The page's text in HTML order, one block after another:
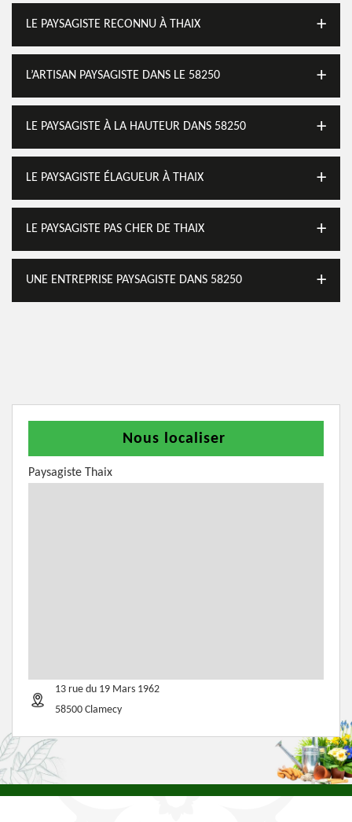
LE PAYSAGISTE RECONNU À THAIX
L’ARTISAN PAYSAGISTE DANS LE 58250
LE PAYSAGISTE À LA HAUTEUR DANS 58250
LE PAYSAGISTE ÉLAGUEUR À THAIX
LE PAYSAGISTE PAS CHER DE THAIX
UNE ENTREPRISE PAYSAGISTE DANS 58250
Nous localiser
Paysagiste Thaix
13 rue du 19 Mars 1962
58500 Clamecy